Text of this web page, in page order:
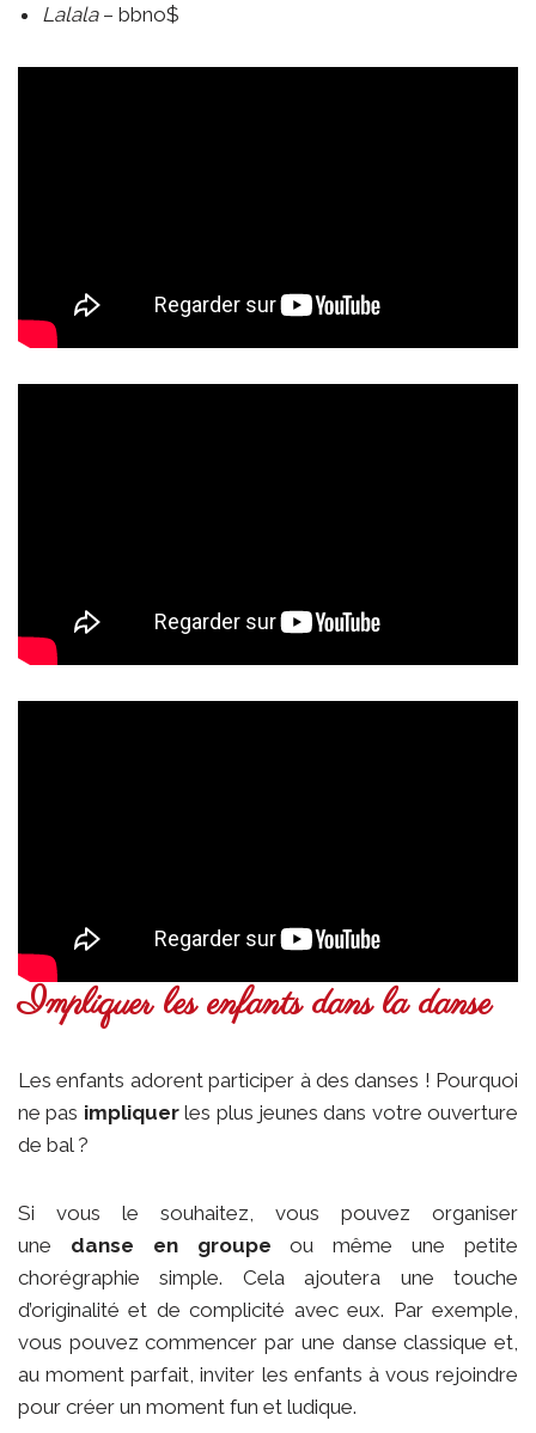
Lalala– bbno$
Impliquer les enfants dans la danse
Les enfants adorent participer à des danses ! Pourquoi
ne pas impliquerles plus jeunes dans votre ouverture
de bal ?
Si vous le souhaitez, vous pouvez organiser
une danse en groupe ou même une petite
chorégraphie simple. Cela ajoutera une touche
d’originalité et de complicité avec eux. Par exemple,
vous pouvez commencer par une danse classique et,
au moment parfait, inviter les enfants à vous rejoindre
pour créer un moment fun et ludique.